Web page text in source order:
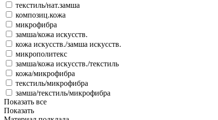
текстиль/нат.замша
композиц.кожа
микрофибра
замша/кожа искусств.
кожа искусств./замша искусств.
микрополитекс
замша/кожа искусств./текстиль
кожа/микрофибра
текстиль/микрофибра
замша/текстиль/микрофибра
Показать все
Показать